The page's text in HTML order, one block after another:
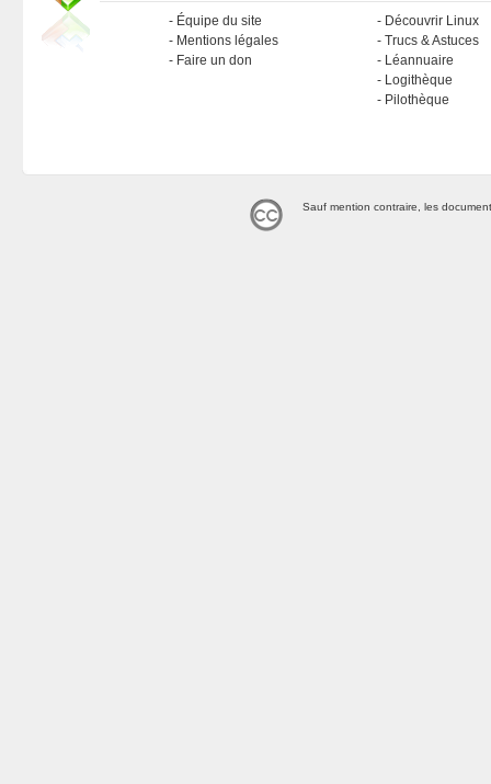
Équipe du site
Mentions légales
Faire un don
Découvrir Linux
Trucs & Astuces
Léannuaire
Logithèque
Pilothèque
Sauf mention contraire, les